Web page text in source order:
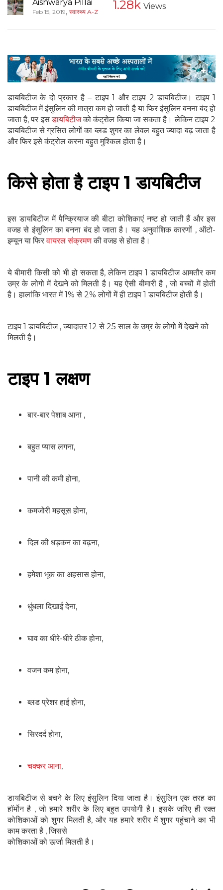
Aishwarya Pillai
Feb 15, 2019, स्वास्थ्य A-Z 1.28k Views
डायबिटीज के दो प्रकार है – टाइप 1 और टाइप 2 डायबिटीज। टाइप 1
डायबिटीज में इंसुलिन की मात्रा कम हो जाती है या फिर इंसुलिन बनना बंद हो
जाता है, पर इसडायबिटीजको कंट्रोल किया जा सकता है। लेकिन टाइप 2
डायबिटीज से ग्रसित लोगों का ब्लड शुगर का लेवल बहुत ज्यादा बढ़ जाता है
और फिर इसे कंट्रोल करना बहुत मुश्किल होता है।
किसे होता है टाइप 1 डायबिटीज
इस डायबिटीज में पैन्क्रियाज की बीटा कोशिकाएं नष्ट हो जाती हैं और इस
वजह से इंसुलिन का बनना बंद हो जाता है। यह अनुवांशिक कारणों , ऑटो-
इम्यून या फिरवायरल संक्रमणकी वजह से होता है।
ये बीमारी किसी को भी हो सकता है, लेकिन टाइप 1 डायबिटीज आमतौर कम
उम्र के लोगो में देखने को मिलती है। यह ऐसी बीमारी है , जो बच्चों में होती
है। हालांकि भारत में 1% से 2% लोगों में ही टाइप 1 डायबिटीज होती है।
टाइप 1 डायबिटीज , ज्यादातर 12 से 25 साल के उम्र के लोगो में देखने को
मिलती है।
टाइप 1 लक्षण
बार-बार पेशाब आना ,
बहुत प्यास लगना,
पानी की कमी होना,
कमजोरी महसूस होना,
दिल की धड़कन का बढ़ना,
हमेशा भूक का अहसास होना,
धुंधला दिखाई देना,
घाव का धीरे-धीरे ठीक होना,
वजन कम होना,
ब्लड प्रेशर हाई होना,
सिरदर्द होना,
चक्कर आना,
डायबिटीज से बचने के लिए इंसुलिन दिया जाता है। इंसुलिन एक तरह का
हॉर्मोन है , जो हमारे शरीर के लिए बहुत उपयोगी है। इसके जरिए ही रक्त
कोशिकाओं को शुगर मिलती है, और यह हमारे शरीर में शुगर पहुंचाने का भी
काम करता है , जिससे
कोशिकाओं को ऊर्जा मिलती है।